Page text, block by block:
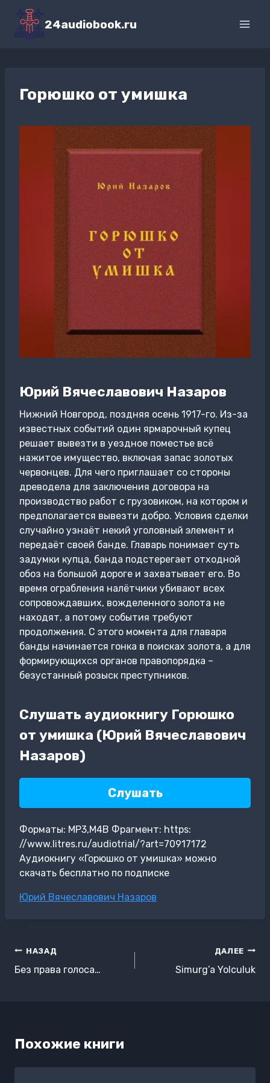
Перейти
содержимому
24audiobook.ru
Горюшко от умишка
Юрий Вячеславович Назаров
Нижний Новгород, поздняя осень 1917-го. Из-за
известных событий один ярмарочный купец
решает вывезти в уездное поместье всё
нажитое имущество, включая запас золотых
червонцев. Для чего приглашает со стороны
древодела для заключения договора на
производство работ с грузовиком, на котором и
предполагается вывезти добро. Условия сделки
случайно узнаёт некий уголовный элемент и
передаёт своей банде. Главарь понимает суть
задумки купца, банда подстерегает отходной
обоз на большой дороге и захватывает его. Во
время ограбления налётчики убивают всех
сопровождавших, вожделенного золота не
находят, а потому события требуют
продолжения. С этого момента для главаря
банды начинается гонка в поисках золота, а для
формирующихся органов правопорядка –
безустанный розыск преступников.
Слушать аудиокнигу Горюшко
от умишка (Юрий Вячеславович
Назаров)
Слушать
Форматы: MP3,M4B Фрагмент: https:
//www.litres.ru/audiotrial/?art=70917172
Аудиокнигу «Горюшко от умишка» можно
скачать бесплатно по подписке
Метки
Юрий Вячеславович Назаров
Навигация
по
НАЗАД
Без права голоса…
ДАЛЕЕ
Simurg’a Yolculuk
Похожие книги